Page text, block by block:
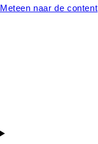
Meteen naar de content